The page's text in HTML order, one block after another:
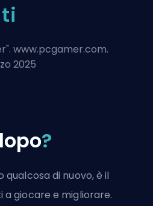
". www.pcgamer.com.
2025
?
di nuovo, è il
giocare e migliorare.